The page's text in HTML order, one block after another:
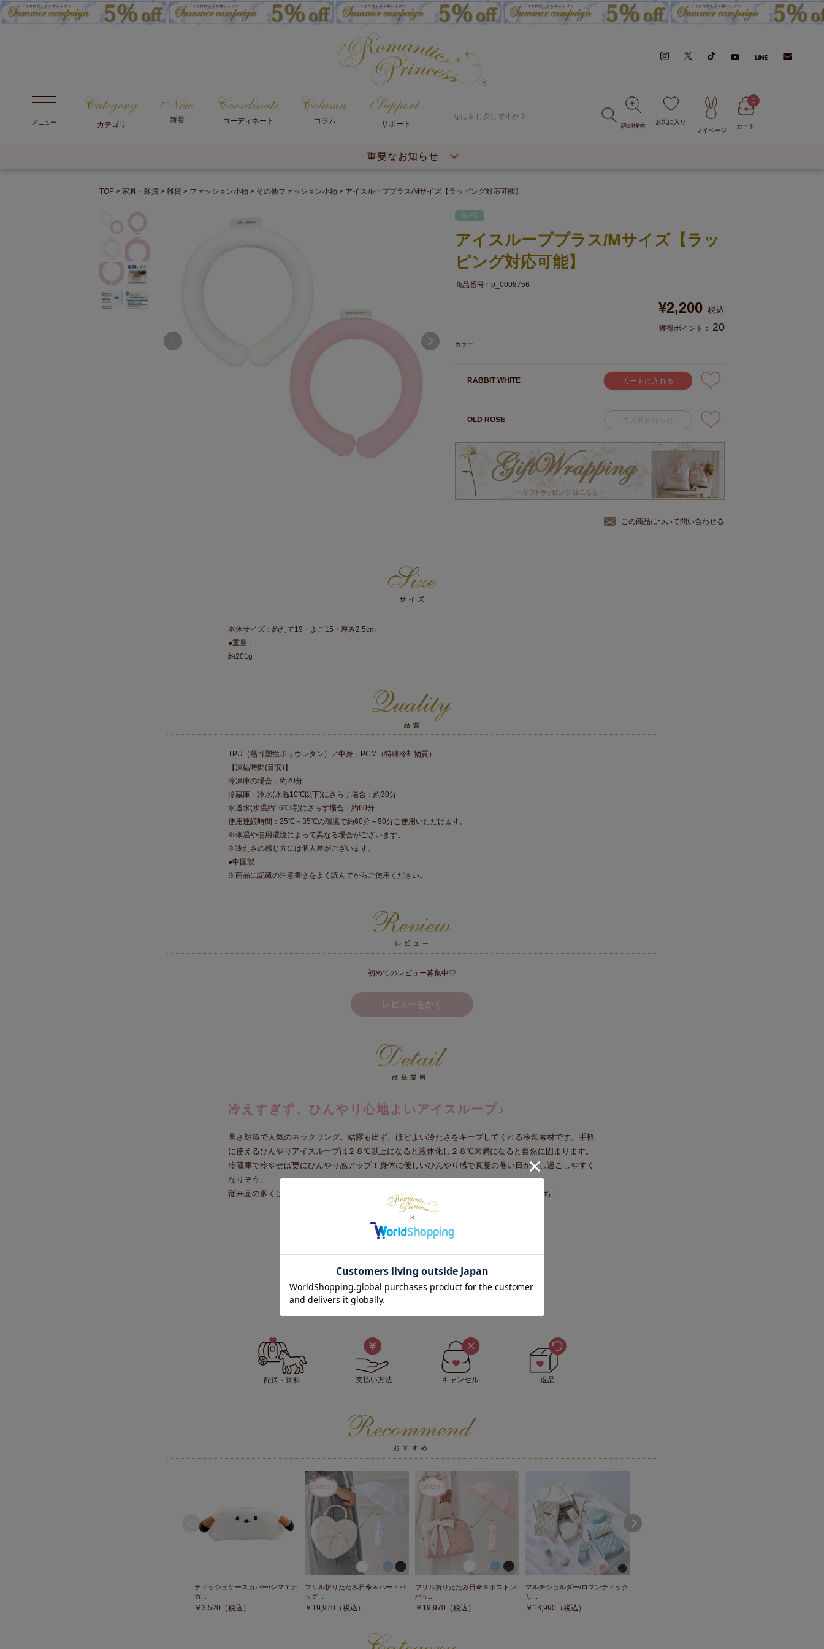
メニュー カテゴリ
新着 コーディネート コラム サポート 詳細検索
お気に入り
マイページ
カート
0
重要なお知らせ
TOP 家具・雑貨 雑貨 ファッション小物 その他ファッション小物 アイスループプラス/Mサイズ【ラッピング対応可能】
GIFT
アイスループプラス/Mサイズ【ラッ
ピング対応可能】
商品番号 r-p_0008756
¥2,200 税込
獲得ポイント： 20
カラー
RABBIT WHITE カートに入れる
OLD ROSE 再入荷お知らせ
この商品について問い合わせる
本体サイズ：約たて19・よこ15・厚み2.5cm
●重量：
約201g
TPU（熱可塑性ポリウレタン）／中身：PCM（特殊冷却物質）
【凍結時間(目安)】
冷凍庫の場合：約20分
冷蔵庫・冷水(水温10℃以下)にさらす場合：約30分
水道水(水温約16℃時)にさらす場合：約60分
使用連続時間：25℃～35℃の環境で約60分～90分ご使用いただけます。
※体温や使用環境によって異なる場合がございます。
※冷たさの感じ方には個人差がございます。
●中国製
※商品に記載の注意書きをよく読んでからご使用ください。
初めてのレビュー募集中♡
レビューをかく
冷えすぎず、ひんやり心地よいアイスループ♪
暑さ対策で人気のネックリング。結露も出ず、ほどよい冷たさをキープしてくれる冷却素材です。手軽
に使えるひんやりアイスループは２８℃以上になると液体化し２８℃未満になると自然に固まります。
冷蔵庫で冷やせば更にひんやり感アップ！身体に優しいひんやり感で真夏の暑い日が少し過ごしやすく
なりそう。
従来品の多くは円周約6.5cmに対し約8.5cmある太いタイプのループでひんやり感が長持ち！
お買い物ガイド
配送・送料 支払い方法 キャンセル 返品
ティッシュケースカバー/シマエナ
ガ...
￥ 3,520 （税込）
フリル折りたたみ日傘＆ハートバ
ッグ...
￥ 19,970 （税込）
フリル折りたたみ日傘＆ボストン
バッ...
￥ 19,970 （税込）
マルチショルダー/ロマンティック
リ...
￥ 13,990 （税込）